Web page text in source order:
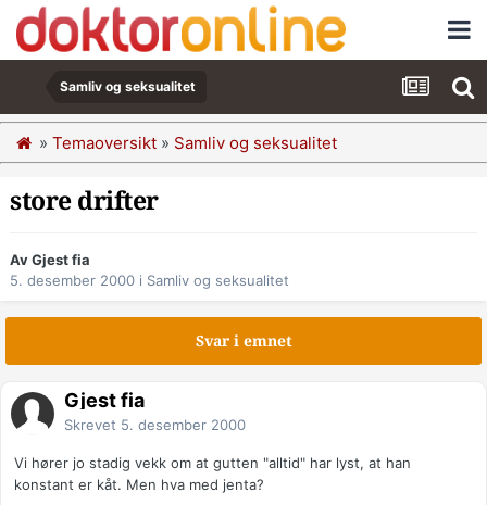
Samliv og seksualitet
» Temaoversikt » Samliv og seksualitet
store drifter
Av Gjest fia
5. desember 2000 i Samliv og seksualitet
Svar i emnet
Gjest fia
Skrevet 5. desember 2000
Vi hører jo stadig vekk om at gutten "alltid" har lyst, at han
konstant er kåt. Men hva med jenta?